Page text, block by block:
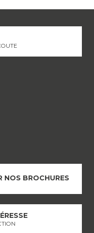
NOS BROCHURES